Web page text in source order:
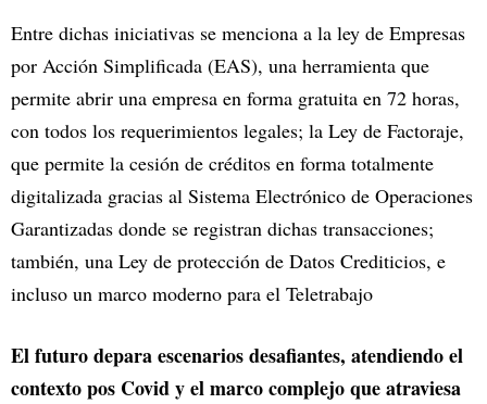
Entre dichas iniciativas se menciona a la ley de Empresas
por Acción Simplificada (EAS), una herramienta que
permite abrir una empresa en forma gratuita en 72 horas,
con todos los requerimientos legales; la Ley de Factoraje,
que permite la cesión de créditos en forma totalmente
digitalizada gracias al Sistema Electrónico de Operaciones
Garantizadas donde se registran dichas transacciones;
también, una Ley de protección de Datos Crediticios, e
incluso un marco moderno para el Teletrabajo
El futuro depara escenarios desafiantes, atendiendo el
contexto pos Covid y el marco complejo que atraviesa